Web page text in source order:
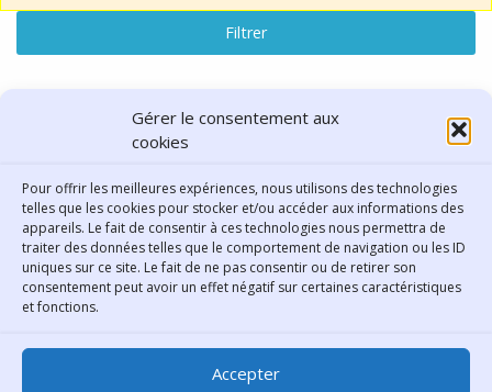
Gérer le consentement aux
cookies
Pour offrir les meilleures expériences, nous utilisons des technologies
telles que les cookies pour stocker et/ou accéder aux informations des
appareils. Le fait de consentir à ces technologies nous permettra de
traiter des données telles que le comportement de navigation ou les ID
uniques sur ce site. Le fait de ne pas consentir ou de retirer son
consentement peut avoir un effet négatif sur certaines caractéristiques
et fonctions.
Accepter
Filtrer
Lu, vu, entendu
résultats : "Asie"
Réinitialiser la recherche
Bibliothèque municipale de